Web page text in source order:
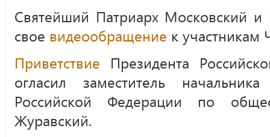
Святейший Патриарх Московский и
свое видеообращение к участникам
Приветствие Президента
огласил заместитель
Российской Федерации по
Журавский.